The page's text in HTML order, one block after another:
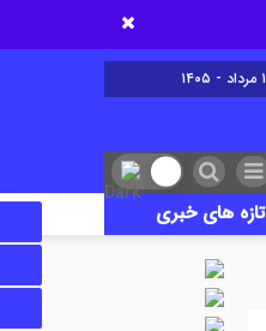
تازه های خبری
پروژه آبرسانی به پایانه مرزی چیلات